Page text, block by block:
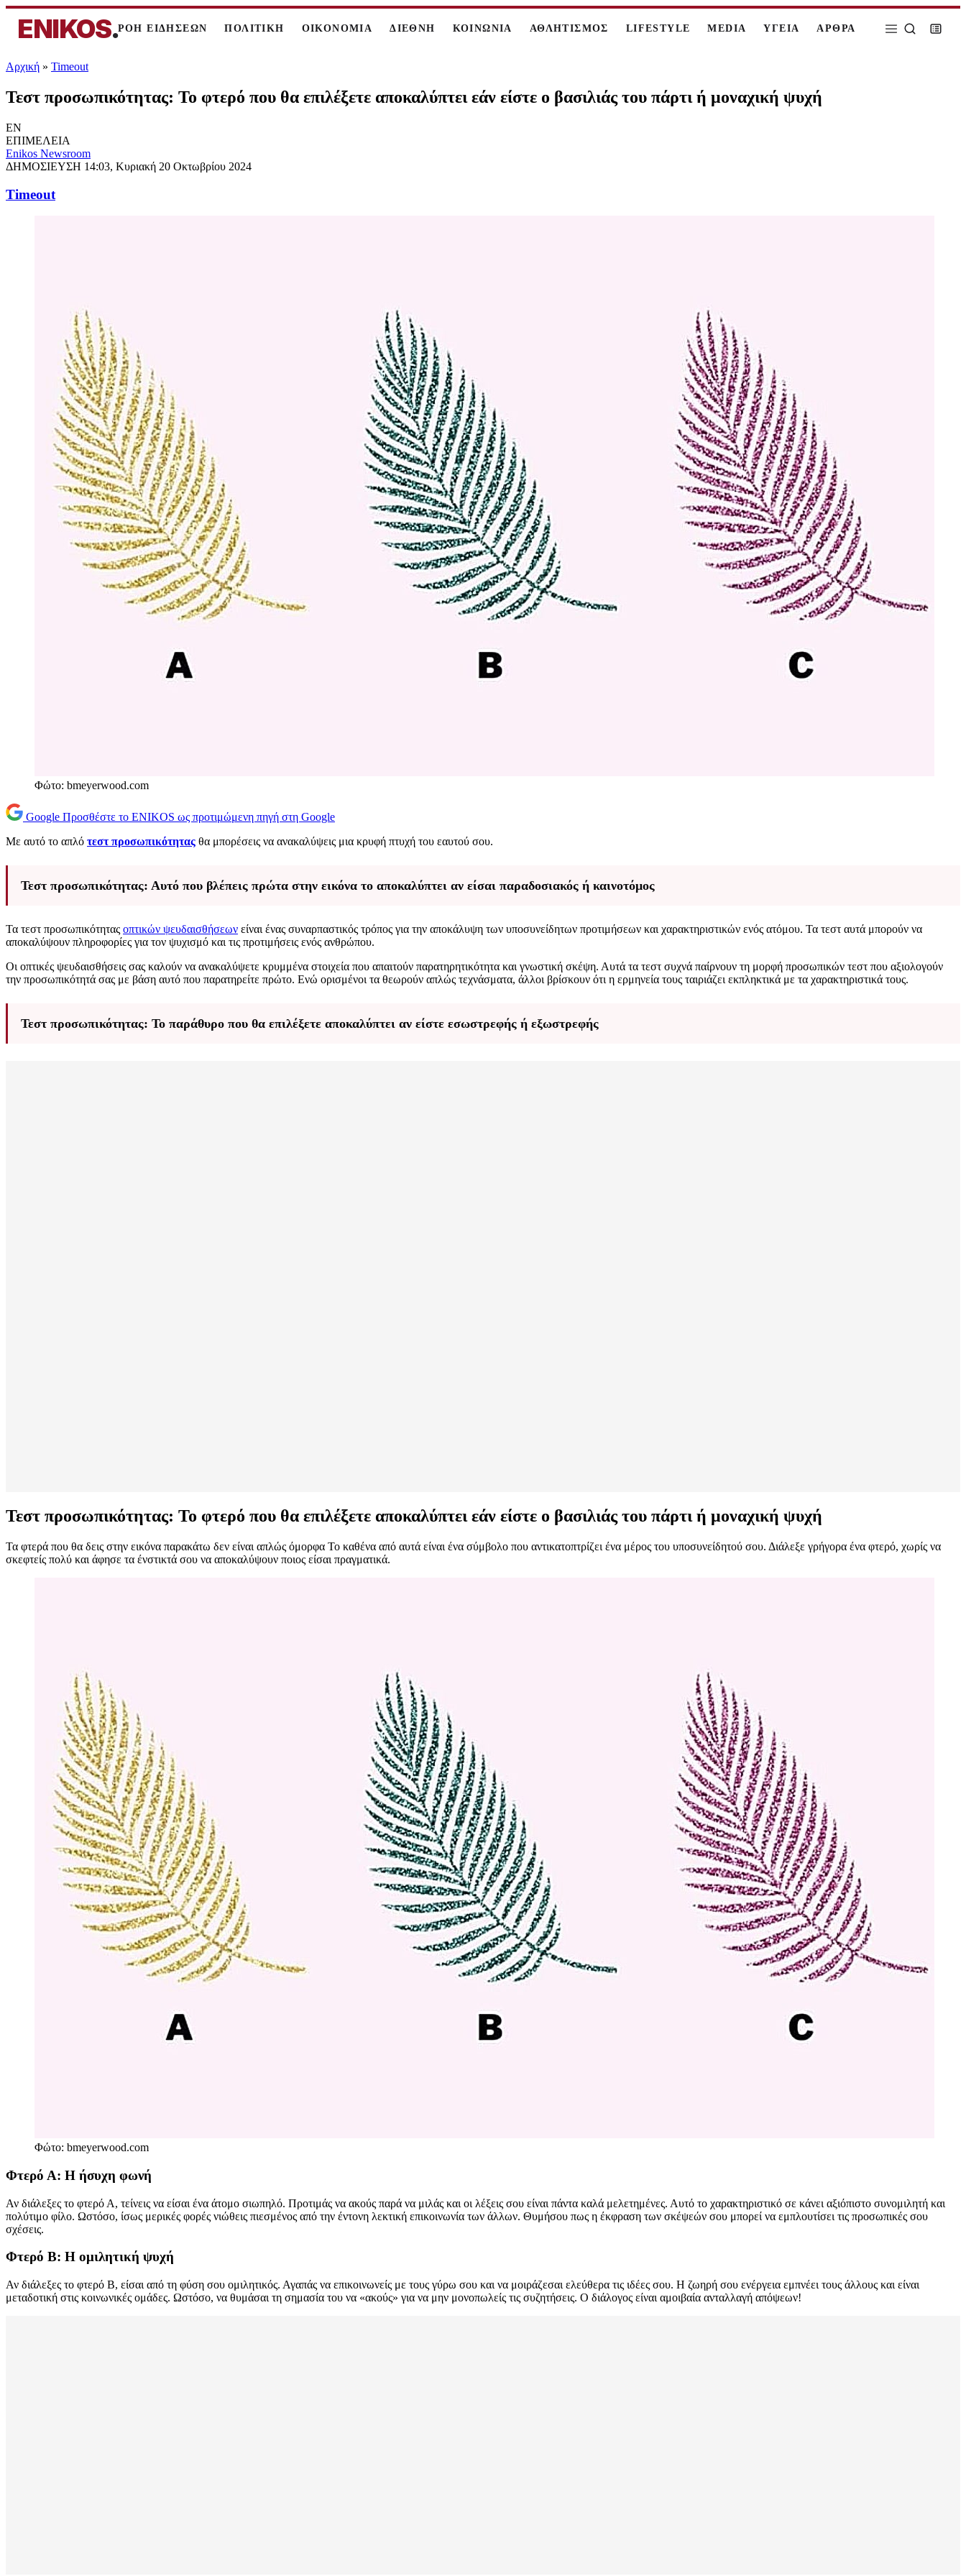
ENIKOS.ΡΟΗ ΕΙΔΗΣΕΩΝ ΠΟΛΙΤΙΚΗ ΟΙΚΟΝΟΜΙΑ ΔΙΕΘΝΗ ΚΟΙΝΩΝΙΑ ΑΘΛΗΤΙΣΜΟΣ LIFESTYLE MEDIA ΥΓΕΙΑ ΑΡΘΡΑ
Αρχική » Timeout
Τεστ προσωπικότητας: Το φτερό που θα επιλέξετε αποκαλύπτει εάν είστε ο βασιλιάς του πάρτι ή μοναχική ψυχή
EN
ΕΠΙΜΕΛΕΙΑ
Enikos Newsroom
ΔΗΜΟΣΙΕΥΣΗ 14:03, Κυριακή 20 Οκτωβρίου 2024
Timeout
Φώτο: bmeyerwood.com
Google Προσθέστε το ENIKOS ως προτιμώμενη πηγή στη Google
Με αυτό το απλό τεστ προσωπικότητας θα μπορέσεις να ανακαλύψεις μια κρυφή πτυχή του εαυτού σου.
Τεστ προσωπικότητας: Αυτό που βλέπεις πρώτα στην εικόνα το αποκαλύπτει αν είσαι παραδοσιακός ή καινοτόμος
Τα τεστ προσωπικότητας οπτικών ψευδαισθήσεων είναι ένας συναρπαστικός τρόπος για την αποκάλυψη των υποσυνείδητων προτιμήσεων και χαρακτηριστικών ενός ατόμου. Τα τεστ αυτά μπορούν να
αποκαλύψουν πληροφορίες για τον ψυχισμό και τις προτιμήσεις ενός ανθρώπου.
Οι οπτικές ψευδαισθήσεις σας καλούν να ανακαλύψετε κρυμμένα στοιχεία που απαιτούν παρατηρητικότητα και γνωστική σκέψη. Αυτά τα τεστ συχνά παίρνουν τη μορφή προσωπικών τεστ που αξιολογούν
την προσωπικότητά σας με βάση αυτό που παρατηρείτε πρώτο. Ενώ ορισμένοι τα θεωρούν απλώς τεχνάσματα, άλλοι βρίσκουν ότι η ερμηνεία τους ταιριάζει εκπληκτικά με τα χαρακτηριστικά τους.
Τεστ προσωπικότητας: Το παράθυρο που θα επιλέξετε αποκαλύπτει αν είστε εσωστρεφής ή εξωστρεφής
Τεστ προσωπικότητας: Το φτερό που θα επιλέξετε αποκαλύπτει εάν είστε ο βασιλιάς του πάρτι ή μοναχική ψυχή
Τα φτερά που θα δεις στην εικόνα παρακάτω δεν είναι απλώς όμορφα Το καθένα από αυτά είναι ένα σύμβολο που αντικατοπτρίζει ένα μέρος του υποσυνείδητού σου. Διάλεξε γρήγορα ένα φτερό, χωρίς να
σκεφτείς πολύ και άφησε τα ένστικτά σου να αποκαλύψουν ποιος είσαι πραγματικά.
Φώτο: bmeyerwood.com
Φτερό Α: Η ήσυχη φωνή
Αν διάλεξες το φτερό Α, τείνεις να είσαι ένα άτομο σιωπηλό. Προτιμάς να ακούς παρά να μιλάς και οι λέξεις σου είναι πάντα καλά μελετημένες. Αυτό το χαρακτηριστικό σε κάνει αξιόπιστο συνομιλητή και
πολύτιμο φίλο. Ωστόσο, ίσως μερικές φορές νιώθεις πιεσμένος από την έντονη λεκτική επικοινωνία των άλλων. Θυμήσου πως η έκφραση των σκέψεών σου μπορεί να εμπλουτίσει τις προσωπικές σου
σχέσεις.
Φτερό Β: Η ομιλητική ψυχή
Αν διάλεξες το φτερό Β, είσαι από τη φύση σου ομιλητικός. Αγαπάς να επικοινωνείς με τους γύρω σου και να μοιράζεσαι ελεύθερα τις ιδέες σου. Η ζωηρή σου ενέργεια εμπνέει τους άλλους και είναι
μεταδοτική στις κοινωνικές ομάδες. Ωστόσο, να θυμάσαι τη σημασία του να «ακούς» για να μην μονοπωλείς τις συζητήσεις. Ο διάλογος είναι αμοιβαία ανταλλαγή απόψεων!